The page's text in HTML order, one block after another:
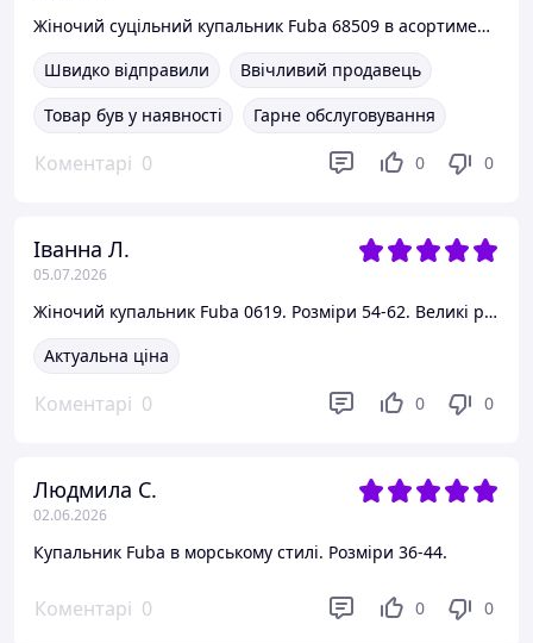
Жіночий суцільний купальник Fuba 68509 в асортименті з прозорими вставками. Розміри 36-44 38, Чорний із жовтим
Швидко відправили
Ввічливий продавець
Товар був у наявності
Гарне обслуговування
Коментарі 0 0 0
Іванна Л.
05.07.2026
Жіночий купальник Fuba 0619. Розміри 54-62. Великі розміри. 58
Актуальна ціна
Коментарі 0 0 0
Людмила С.
02.06.2026
Купальник Fuba в морському стилі. Розміри 36-44.
Коментарі 0 0 0